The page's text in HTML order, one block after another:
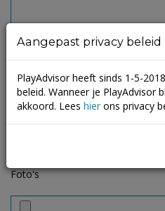
Foto's
Aangepast privacy beleid
PlayAdvisor heeft sinds 1-5-
beleid. Wanneer je PlayAdvisor
akkoord. Lees hier ons privacy